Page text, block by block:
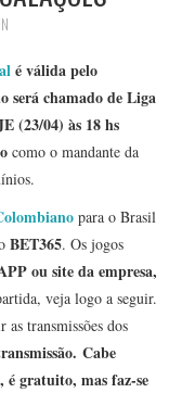
é válida pelo
será chamado de Liga
(23/04) às 18 hs
como o mandante da
para o Brasil
BET365. Os jogos
ou site da empresa,
veja logo a seguir.
as transmissões dos
Cabe
é gratuito, mas faz-se